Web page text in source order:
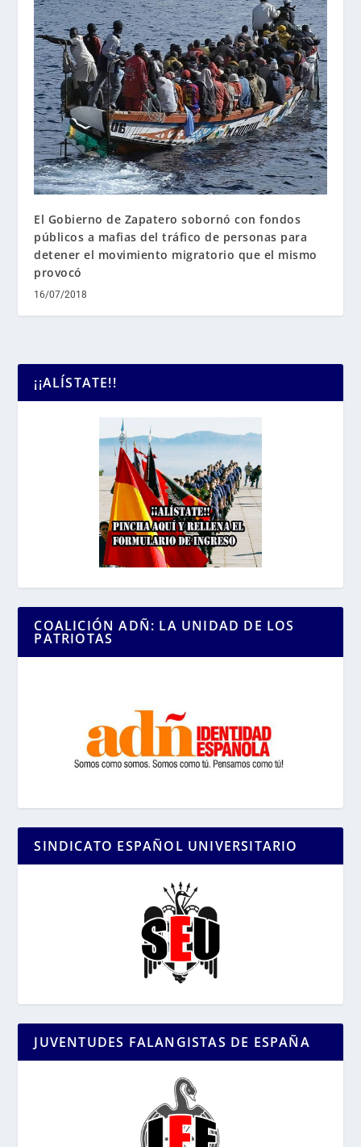
El Gobierno de Zapatero sobornó con fondos
públicos a mafias del tráfico de personas para
detener el movimiento migratorio que el mismo
provocó
16/07/2018
¡¡ALÍSTATE!!
COALICIÓN ADÑ: LA UNIDAD DE LOS
PATRIOTAS
SINDICATO ESPAÑOL UNIVERSITARIO
JUVENTUDES FALANGISTAS DE ESPAÑA